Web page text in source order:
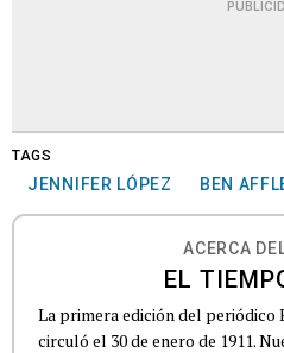
TAGS
JENNIFER LÓPEZ BEN
ACERCA
EL
La primera edición del periódico
circuló el 30 de enero de 1911.